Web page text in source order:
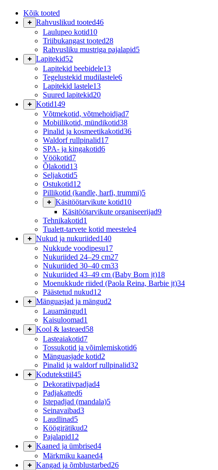
Kõik tooted
Rahvuslikud tooted46
Laulupeo kotid10
Triibukangast tooted28
Rahvusliku mustriga pajalapid5
Lapitekid52
Lapitekid beebidele13
Tegelustekid mudilastele6
Lapitekid lastele13
Suured lapitekid20
Kotid149
Võtmekotid, võtmehoidjad7
Mobiilikotid, mündikotid38
Pinalid ja kosmeetikakotid36
Waldorf rullpinalid17
SPA- ja kingakotid6
Vöökotid7
Õlakotid13
Seljakotid5
Ostukotid12
Pillikotid (kandle, harfi, trummi)5
Käsitöötarvikute kotid10
Käsitöötarvikute organiseerijad9
Tehnikakotid1
Tualett-tarvete kotid meestele4
Nukud ja nukuriided140
Nukkude voodipesu17
Nukuriided 24–29 cm27
Nukuriided 30–40 cm33
Nukuriided 43–49 cm (Baby Born jt)18
Moenukkude riided (Paola Reina, Barbie jt)34
Päästetud nukud12
Mänguasjad ja mängud2
Lauamängud1
Kaisuloomad1
Kool & lasteaed58
Lasteaiakotid7
Tossukotid ja võimlemiskotid6
Mänguasjade kotid2
Pinalid ja waldorf rullpinalid32
Kodutekstiil45
Dekoratiivpadjad4
Padjakatted6
Istepadjad (mandala)5
Seinavaibad3
Laudlinad5
Köögirätikud2
Pajalapid12
Kaaned ja ümbrised4
Märkmiku kaaned4
Kangad ja õmblustarbed26